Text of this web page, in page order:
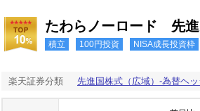
たわらノーロード 先
積立 100円投資 NISA成長投資枠
楽天証券分類 先進国株式（広域）-為替ヘ